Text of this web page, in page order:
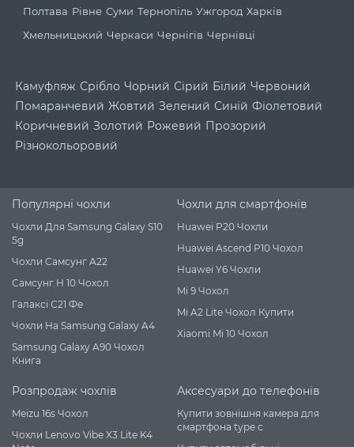
Полтава Рівне Суми Тернопіль Ужгород Харків
Хмельницький Черкаси Чернігів Чернівці
Камуфляж Срібло Чорний Сірий Білий Червоний
Помаранчевий Жовтий Зелений Синій Фіолетовий
Коричневий Золотий Рожевий Прозорий
Різнокольоровий
Популярні чохли
Чохли Для Samsung Galaxy S10
5g
Чохли Самсунг А22
Самсунг Н 10 Чохол
Галаксі С21 Фе
Чохли На Samsung Galaxy A4
Samsung Galaxy A90 Чохол
Книга
Чохли для смартфонів
Huawei P20 Чохли
Huawei Ascend P10 Чохол
Huawei Y6 Чохли
Mi 9 Чохол
Mi A2 Lite Чохол Купити
Xiaomi Mi 10 Чохол
Розпродаж чохлів
Meizu 16s Чохол
Чохли Lenovo Vibe X3 Lite K4
Аксесуари до телефонів
Купити зовнішня камера для
смартфона type c